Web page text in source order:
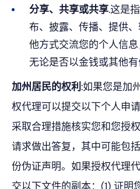
分享、共享或共享.这是
布、披露、传播、提供
他方式交流您的个人信息
无论是否以金钱或其他有
加州居民的权利 :如果您是加
权代理可以提交以下个人申
采取合理措施核实您和您授
请求做出答复，其中可能包
份伪证声明。如果授权代理
交以下文件的副本：(1) 证明